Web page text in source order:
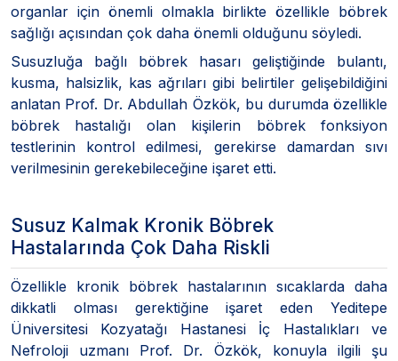
organlar için önemli olmakla birlikte özellikle böbrek
sağlığı açısından çok daha önemli olduğunu söyledi.
Susuzluğa bağlı böbrek hasarı geliştiğinde bulantı,
kusma, halsizlik, kas ağrıları gibi belirtiler gelişebildiğini
anlatan Prof. Dr. Abdullah Özkök, bu durumda özellikle
böbrek hastalığı olan kişilerin böbrek fonksiyon
testlerinin kontrol edilmesi, gerekirse damardan sıvı
verilmesinin gerekebileceğine işaret etti.
Susuz Kalmak Kronik Böbrek
Hastalarında Çok Daha Riskli
Özellikle kronik böbrek hastalarının sıcaklarda daha
dikkatli olması gerektiğine işaret eden Yeditepe
Üniversitesi Kozyatağı Hastanesi İç Hastalıkları ve
Nefroloji uzmanı Prof. Dr. Özkök, konuyla ilgili şu